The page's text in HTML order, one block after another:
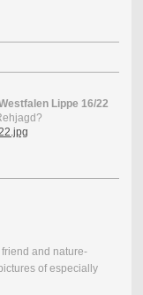
Lippe 16/22
and nature-
of especially